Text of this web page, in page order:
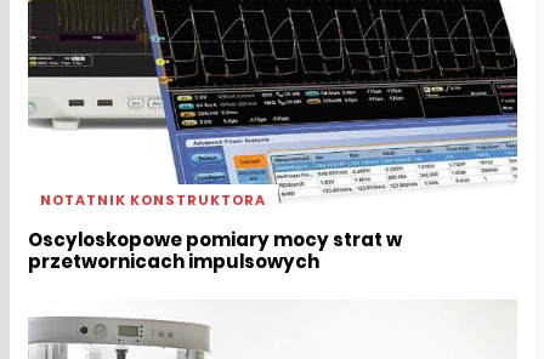
NOTATNIK KONSTRUKTORA
Oscyloskopowe pomiary mocy strat w
przetwornicach impulsowych